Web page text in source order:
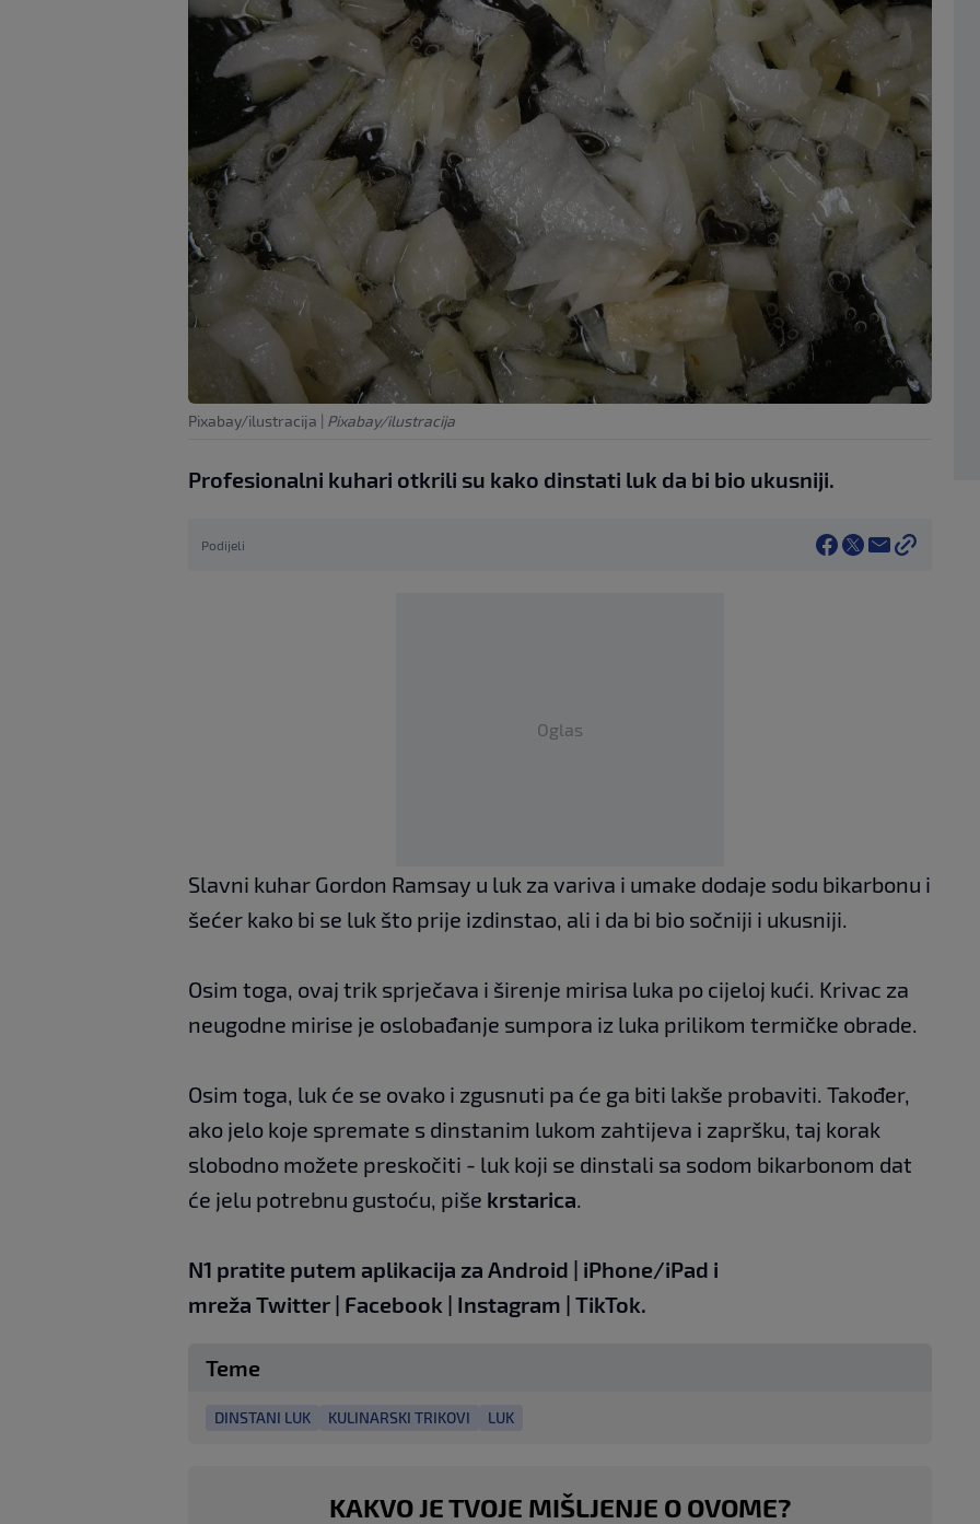
Pixabay/ilustracija | Pixabay/ilustracija
Profesionalni kuhari otkrili su kako dinstati luk da bi bio ukusniji.
Podijeli
Oglas
Slavni kuhar Gordon Ramsay u luk za variva i umake dodaje sodu bikarbonu i
šećer kako bi se luk što prije izdinstao, ali i da bi bio sočniji i ukusniji.
Osim toga, ovaj trik sprječava i širenje mirisa luka po cijeloj kući. Krivac za
neugodne mirise je oslobađanje sumpora iz luka prilikom termičke obrade.
Osim toga, luk će se ovako i zgusnuti pa će ga biti lakše probaviti. Također,
ako jelo koje spremate s dinstanim lukom zahtijeva i zapršku, taj korak
slobodno možete preskočiti - luk koji se dinstali sa sodom bikarbonom dat
će jelu potrebnu gustoću, piše krstarica.
N1 pratite putem aplikacija za Android | iPhone/iPad i
mreža Twitter | Facebook | Instagram | TikTok.
Teme
DINSTANI LUK KULINARSKI TRIKOVI LUK
KAKVO JE TVOJE MIŠLJENJE O OVOME?